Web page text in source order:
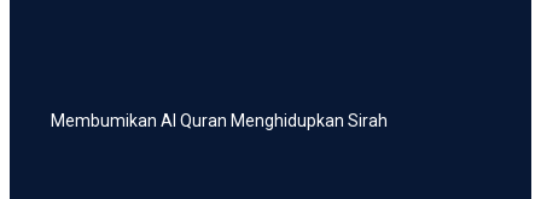
Membumikan Al Quran Menghidupkan Sirah